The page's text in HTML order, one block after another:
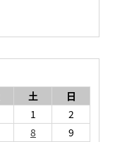
土
日
1
2
8 9